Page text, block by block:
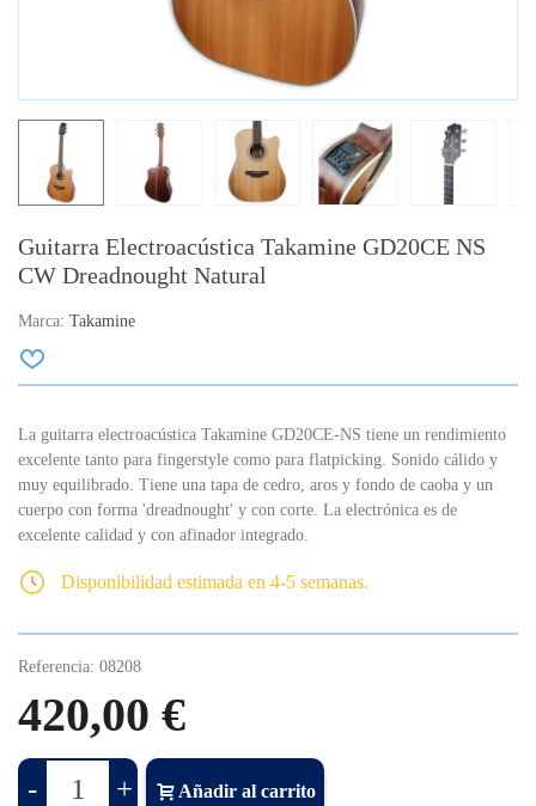
Guitarra Electroacústica Takamine GD20CE NS
CW Dreadnought Natural
Marca: Takamine
La guitarra electroacústica Takamine GD20CE-NS tiene un rendimiento
excelente tanto para fingerstyle como para flatpicking. Sonido cálido y
muy equilibrado. Tiene una tapa de cedro, aros y fondo de caoba y un
cuerpo con forma 'dreadnought' y con corte. La electrónica es de
excelente calidad y con afinador integrado.
Disponibilidad estimada en 4-5 semanas.
Referencia: 08208
420,00 €
- + Añadir al carrito